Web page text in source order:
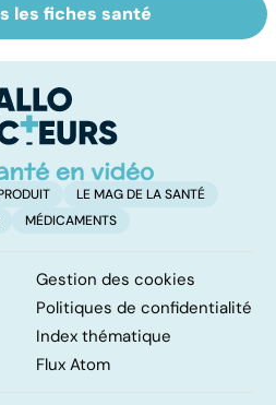
Faire le point sur
sa vision
les fiches santé
LE MAG DE LA SANTÉ
MÉDICAMENTS
Gestion des cookies
Politiques de confidentialité
Index thématique
Flux Atom